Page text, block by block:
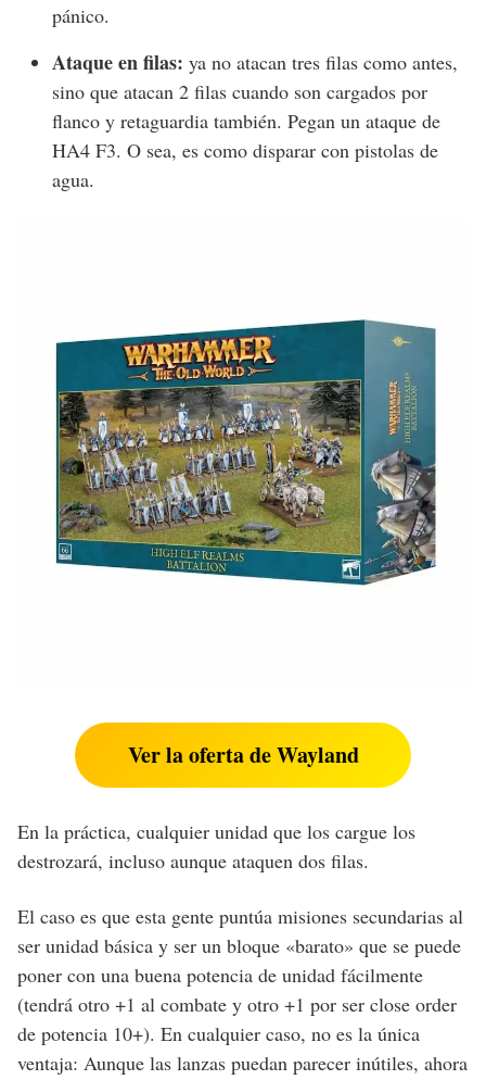
pánico.
Ataque en filas: ya no atacan tres filas como antes,
sino que atacan 2 filas cuando son cargados por
flanco y retaguardia también. Pegan un ataque de
HA4 F3. O sea, es como disparar con pistolas de
agua.
Ver la oferta de Wayland
En la práctica, cualquier unidad que los cargue los
destrozará, incluso aunque ataquen dos filas.
El caso es que esta gente puntúa misiones secundarias al
ser unidad básica y ser un bloque «barato» que se puede
poner con una buena potencia de unidad fácilmente
(tendrá otro +1 al combate y otro +1 por ser close order
de potencia 10+). En cualquier caso, no es la única
ventaja: Aunque las lanzas puedan parecer inútiles, ahora